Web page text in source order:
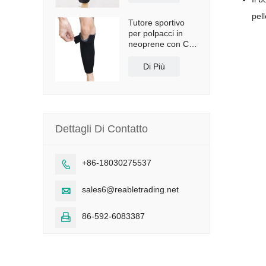
Tutore sportivo
per polpacci in
neoprene con CE
Di Più
Dettagli Di Contatto
 +86-18030275537
 sales6@reabletrading.net
 86-592-6083387